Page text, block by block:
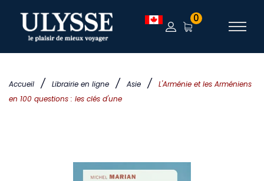
Accueil / Librairie en ligne / Asie /
L'Arménie et les Arméniens
en 100 questions : les clés d'une
0